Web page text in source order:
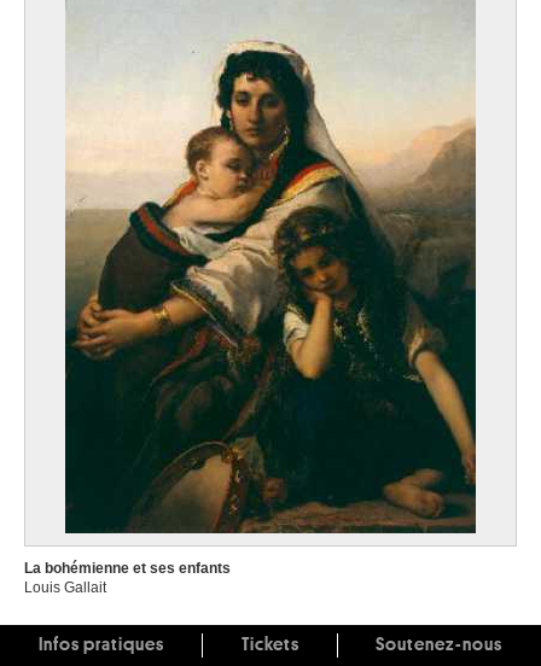
La bohémienne et ses enfants
Louis Gallait
Infos pratiques Tickets Soutenez-nous